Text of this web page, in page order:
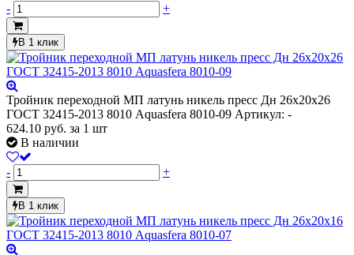
- +
В 1 клик
Тройник переходной МП латунь никель пресс Дн 26х20х26
ГОСТ 32415-2013 8010 Aquasfera 8010-09 Артикул: -
624.10 руб. за 1 шт
В наличии
- +
В 1 клик